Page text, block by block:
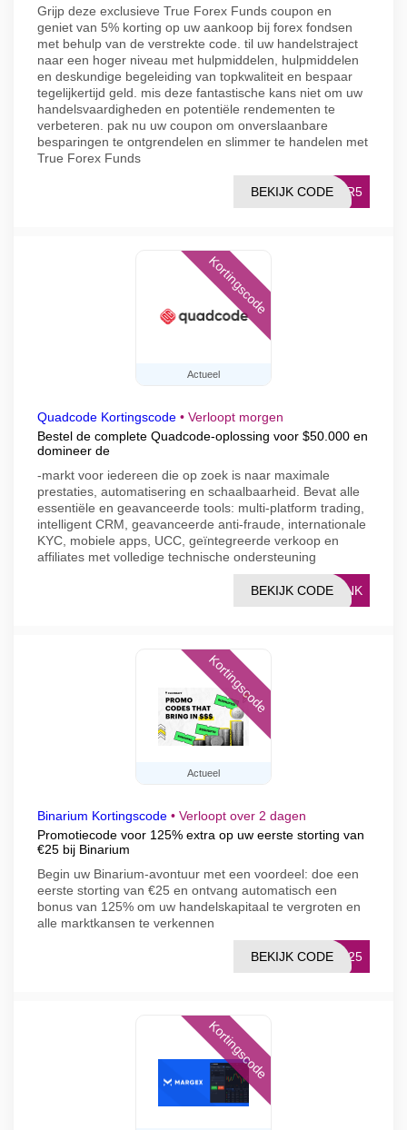
Grijp deze exclusieve True Forex Funds coupon en
geniet van 5% korting op uw aankoop bij forex fondsen
met behulp van de verstrekte code. til uw handelstraject
naar een hoger niveau met hulpmiddelen, hulpmiddelen
en deskundige begeleiding van topkwaliteit en bespaar
tegelijkertijd geld. mis deze fantastische kans niet om uw
handelsvaardigheden en potentiële rendementen te
verbeteren. pak nu uw coupon om onverslaanbare
besparingen te ontgrendelen en slimmer te handelen met
True Forex Funds
BER5
BEKIJK CODE
Actueel
Kortingscode
Quadcode Kortingscode • Verloopt morgen
Bestel de complete Quadcode-oplossing voor $50.000 en
domineer de
-markt voor iedereen die op zoek is naar maximale
prestaties, automatisering en schaalbaarheid. Bevat alle
essentiële en geavanceerde tools: multi-platform trading,
intelligent CRM, geavanceerde anti-fraude, internationale
KYC, mobiele apps, UCC, geïntegreerde verkoop en
affiliates met volledige technische ondersteuning
LINK
BEKIJK CODE
Actueel
Kortingscode
Binarium Kortingscode • Verloopt over 2 dagen
Promotiecode voor 125% extra op uw eerste storting van
€25 bij Binarium
Begin uw Binarium-avontuur met een voordeel: doe een
eerste storting van €25 en ontvang automatisch een
bonus van 125% om uw handelskapitaal te vergroten en
alle marktkansen te verkennen
P125
BEKIJK CODE
Kortingscode